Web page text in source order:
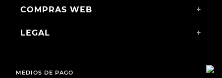
COMPRAS WEB +
LEGAL +
MEDIOS DE PAGO